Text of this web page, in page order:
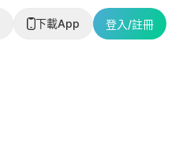
下載App 登入/註冊